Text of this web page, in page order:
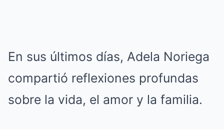
En sus últimos días, Adela Noriega
compartió reflexiones profundas
sobre la vida, el amor y la familia.